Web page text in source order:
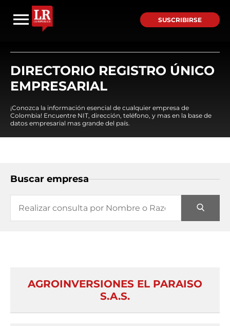
SUSCRIBIRSE
DIRECTORIO REGISTRO ÚNICO
EMPRESARIAL
¡Conozca la información esencial de cualquier empresa de
Colombia! Encuentre NIT, dirección, teléfono, y mas en la base de
datos empresarial mas grande del país.
Buscar empresa
AGROINVERSIONES EL PARAISO
S.A.S.